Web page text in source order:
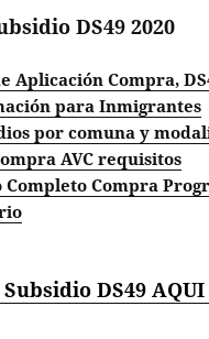
DS49 2020
Aplicación Compra,
para Inmigrantes
por comuna y
AVC requisitos
Completo Compra
DS49